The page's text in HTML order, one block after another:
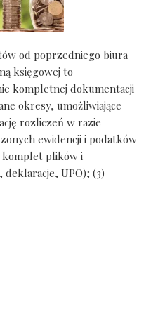
od poprzedniego biura
księgowej to
kompletnej dokumentacji
okresy, umożliwiające
rozliczeń w razie
ewidencji i podatków
komplet plików i
UPO); (3)